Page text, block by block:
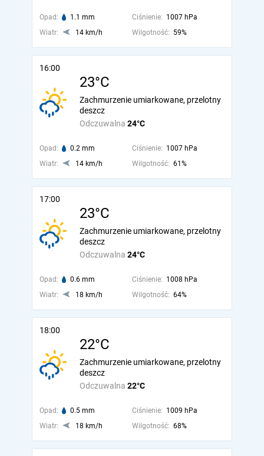
Opad: 1.1 mm Ciśnienie: 1007 hPa
Wiatr:
14 km/h Wilgotność: 59%
16:00
23°C
Odczuwalna 24°C
Zachmurzenie umiarkowane, przelotny
deszcz
Opad: 0.2 mm Ciśnienie: 1007 hPa
Wiatr:
14 km/h Wilgotność: 61%
17:00
23°C
Odczuwalna 24°C
Zachmurzenie umiarkowane, przelotny
deszcz
Opad: 0.6 mm Ciśnienie: 1008 hPa
Wiatr:
18 km/h Wilgotność: 64%
18:00
22°C
Odczuwalna 22°C
Zachmurzenie umiarkowane, przelotny
deszcz
Opad: 0.5 mm Ciśnienie: 1009 hPa
Wiatr:
18 km/h Wilgotność: 68%